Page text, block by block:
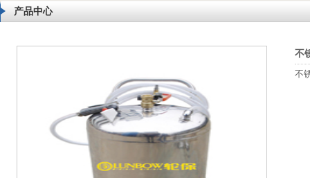
产品中心
不
不